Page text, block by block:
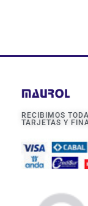
RECIBIMOS
TARJETAS Y